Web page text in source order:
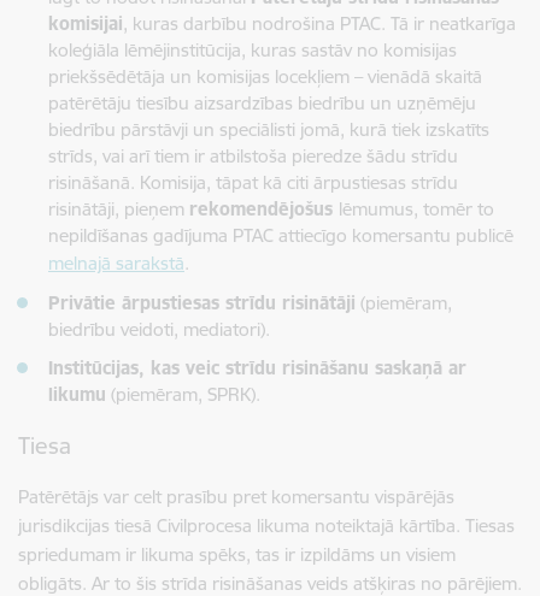
komisijai, kuras darbību nodrošina PTAC. Tā ir neatkarīga
koleģiāla lēmējinstitūcija, kuras sastāv no komisijas
priekšsēdētāja un komisijas locekļiem – vienādā skaitā
patērētāju tiesību aizsardzības biedrību un uzņēmēju
biedrību pārstāvji un speciālisti jomā, kurā tiek izskatīts
strīds, vai arī tiem ir atbilstoša pieredze šādu strīdu
risināšanā. Komisija, tāpat kā citi ārpustiesas strīdu
risinātāji, pieņem rekomendējošus lēmumus, tomēr to
nepildīšanas gadījuma PTAC attiecīgo komersantu publicē
melnajā sarakstā.
Privātie ārpustiesas strīdu risinātāji (piemēram,
biedrību veidoti, mediatori).
Institūcijas, kas veic strīdu risināšanu saskaņā ar
likumu (piemēram, SPRK).
Tiesa
Patērētājs var celt prasību pret komersantu vispārējās
jurisdikcijas tiesā Civilprocesa likuma noteiktajā kārtība. Tiesas
spriedumam ir likuma spēks, tas ir izpildāms un visiem
obligāts. Ar to šis strīda risināšanas veids atšķiras no pārējiem.